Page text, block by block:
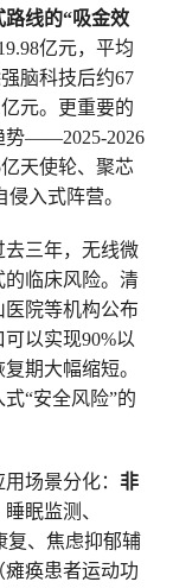
路线的“吸金效
亿元，平均
脑科技后约67
元。更重要的
势——2025-2026
天使轮、聚芯
入式阵营。
三年，无线微
临床风险。清
院等机构公布
以实现90%以
期大幅缩短。
“安全风险”的
场景分化： 非
眠监测、
复、焦虑抑郁辅
痪患者运动功